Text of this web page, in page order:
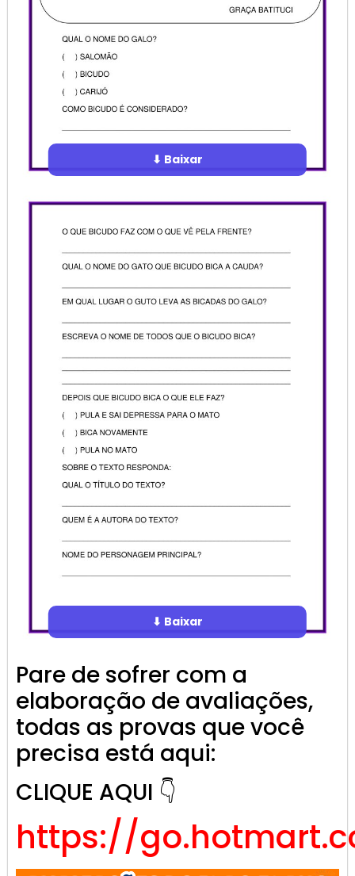
⬇ Baixar
⬇ Baixar
Pare de sofrer com a
elaboração de avaliações,
todas as provas que você
precisa está aqui:
CLIQUE AQUI 👇
https://